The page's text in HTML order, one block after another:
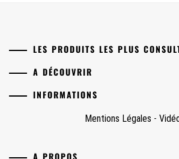
LES PRODUITS LES PLUS
A DÉCOUVRIR
INFORMATIONS
Mentions Légales -